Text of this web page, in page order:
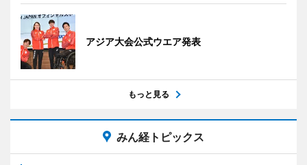
アジア大会公式ウエア発表
もっと見る
みん経トピックス